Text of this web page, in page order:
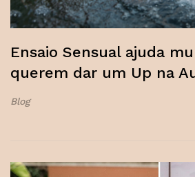
Ensaio Sensual ajuda
querem dar um Up na
Blog